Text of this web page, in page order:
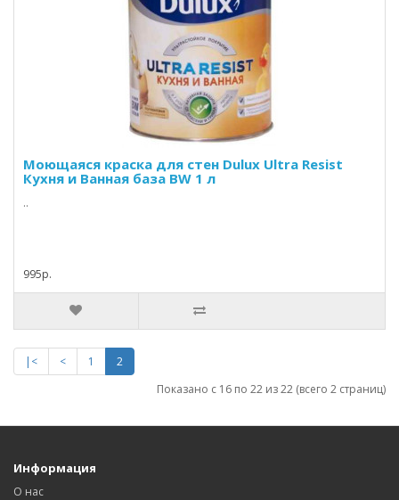
Моющаяся краска для стен Dulux Ultra Resist
Кухня и Ванная база BW 1 л
..
995р.
|< < 1
2
Показано с 16 по 22 из 22 (всего 2 страниц)
Информация
О нас